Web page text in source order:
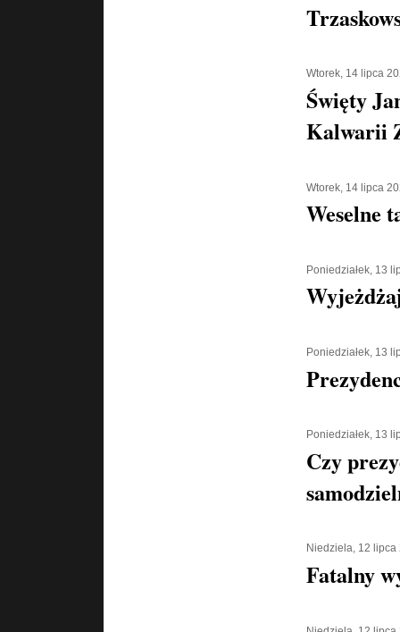
Wtorek, 14 lipca
Święty
Kalwarii
Wtorek, 14 lipca
Weselne
Poniedziałek, 13
Poniedziałek, 13
Poniedziałek, 13
Czy
Niedziela, 12 lipca
Fatalny